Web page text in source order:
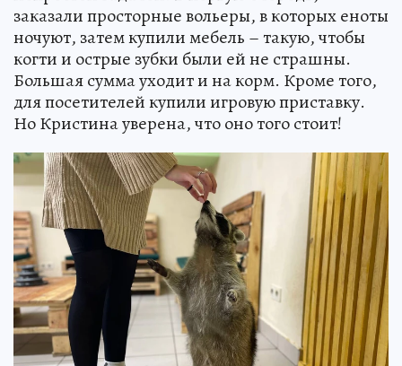
заказали просторные вольеры, в которых еноты
ночуют, затем купили мебель – такую, чтобы
когти и острые зубки были ей не страшны.
Большая сумма уходит и на корм. Кроме того,
для посетителей купили игровую приставку.
Но Кристина уверена, что оно того стоит!